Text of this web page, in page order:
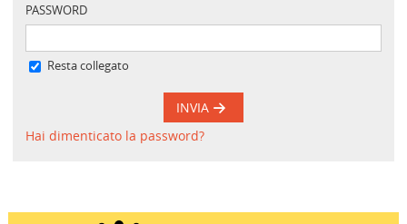
PASSWORD
Resta collegato
INVIA
Hai dimenticato la password?